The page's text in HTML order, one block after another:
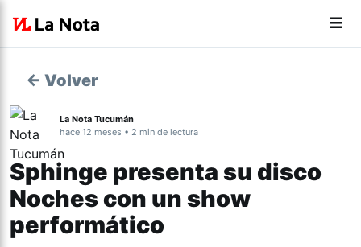
← Volver
La Nota Tucumán
hace 12 meses • 2 min de lectura
Sphinge presenta su disco
Noches con un show
performático